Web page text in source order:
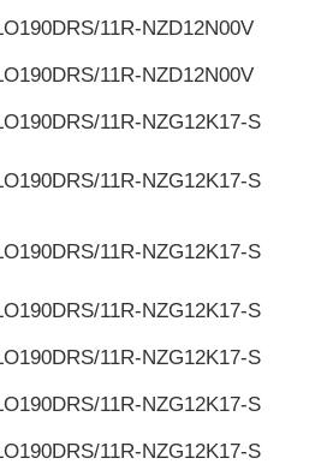
11R-NZD12N00V
11R-NZD12N00V
11R-NZG12K17-S
11R-NZG12K17-S
11R-NZG12K17-S
11R-NZG12K17-S
11R-NZG12K17-S
11R-NZG12K17-S
11R-NZG12K17-S